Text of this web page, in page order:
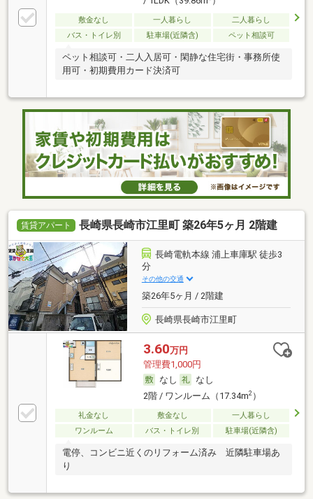
敷金なし 一人暮らし
二人暮らし
バス・トイレ別
駐車場(近隣含) ペット相談可
ペット相談可・二人入居可・閑静な住宅街・事務所使
用可・初期費用カード決済可
賃貸アパート 長崎県長崎市江里町 築26年5ヶ月 2階建
長崎電軌本線 浦上車庫駅 徒歩3
分
その他の交通
築26年5ヶ月 / 2階建
長崎県長崎市江里町
3.60万円
管理費1,000円
なし
なし
2階 / ワンルーム（17.34m2）
礼金なし 敷金なし
一人暮らし
ワンルーム
バス・トイレ別 駐車場(近隣含)
電停、コンビニ近くのリフォーム済み 近隣駐車場あ
り